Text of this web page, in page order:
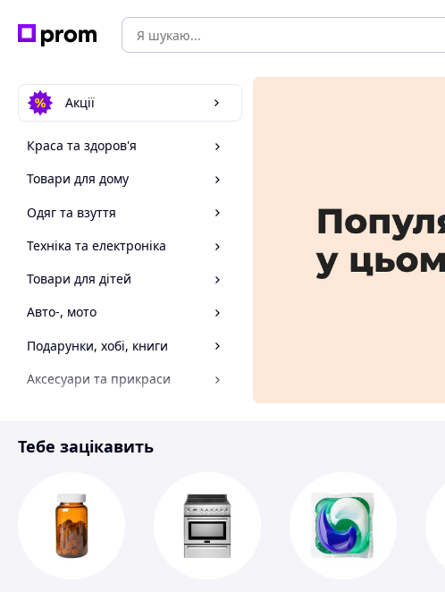
Акції
Краса та здоров'я
Товари для дому
Одяг та взуття
Техніка та електроніка
Товари для дітей
Авто-, мото
Подарунки, хобі, книги
Аксесуари та прикраси
Спорт і відпочинок
Тебе зацікавить